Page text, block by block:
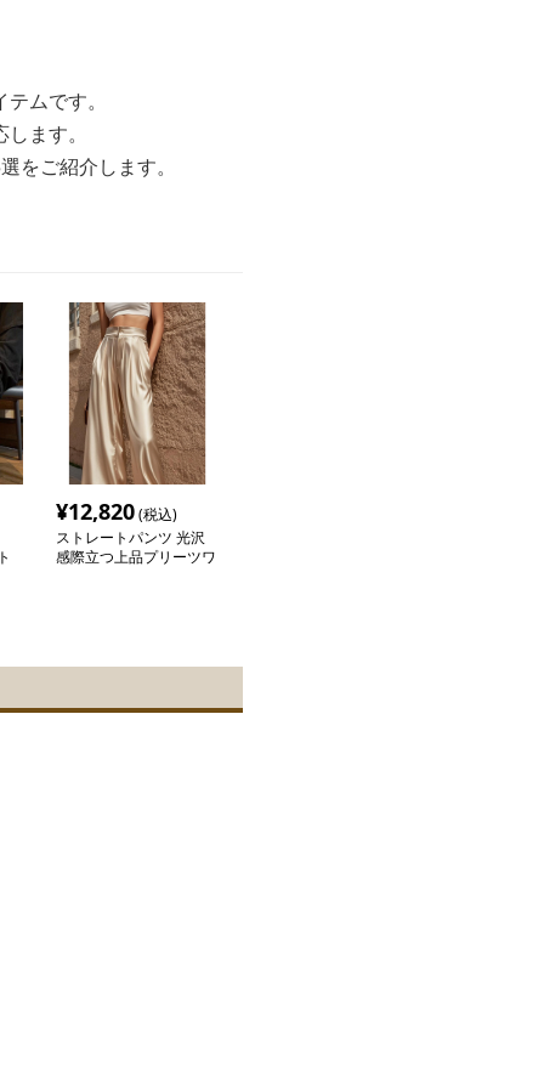
ムです。
ます。
をご紹介します。
¥12,820(税込)
ストレートパンツ 光沢
感際立つ上品プリーツワ